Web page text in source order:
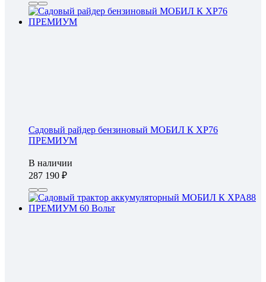
Садовый райдер бензиновый МОБИЛ К XP76
ПРЕМИУМ
В наличии
287 190